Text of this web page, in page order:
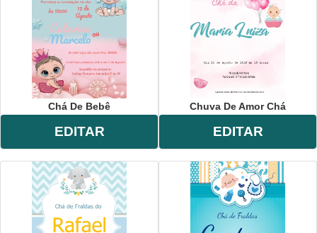
Chá De Bebê
EDITAR
Chuva De Amor Chá
EDITAR